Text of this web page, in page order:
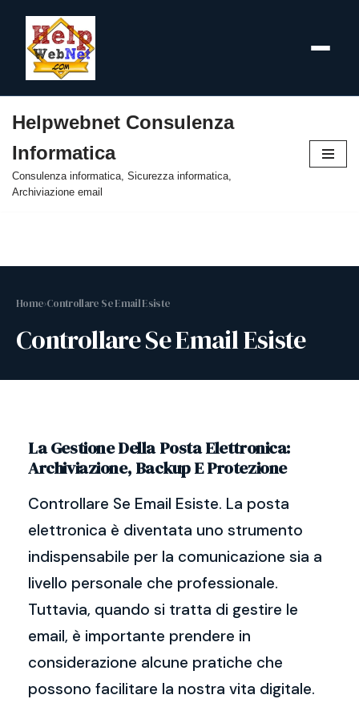
al
contenuto
Helpwebnet Consulenza
Informatica
Consulenza informatica, Sicurezza informatica,
Archiviazione email
Home›Controllare Se Email Esiste
Controllare Se Email Esiste
La Gestione Della Posta Elettronica:
Archiviazione, Backup E Protezione
Controllare Se Email Esiste. La posta
elettronica è diventata uno strumento
indispensabile per la comunicazione sia a
livello personale che professionale.
Tuttavia, quando si tratta di gestire le
email, è importante prendere in
considerazione alcune pratiche che
possono facilitare la nostra vita digitale.